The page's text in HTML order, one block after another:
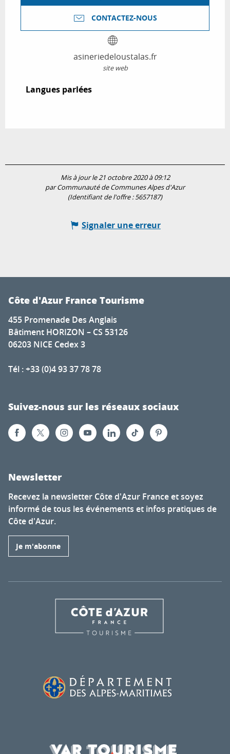
CONTACTEZ-NOUS
asineriedeloustalas.fr
site web
Langues parlées
Langues parlées
Mis à jour le 21 octobre 2020 à 09:12
par Communauté de Communes Alpes d'Azur
(Identifiant de l'offre :5657187)
Signaler une erreur
Côte d'Azur France Tourisme
455 Promenade Des Anglais
Bâtiment HORIZON – CS 53126
06203 NICE Cedex 3
Tél : +33 (0)4 93 37 78 78
Suivez-nous sur les réseaux sociaux
Newsletter
Recevez la newsletter Côte d'Azur France et soyez
informé de tous les événements et infos pratiques de
Côte d'Azur.
Je m'abonne